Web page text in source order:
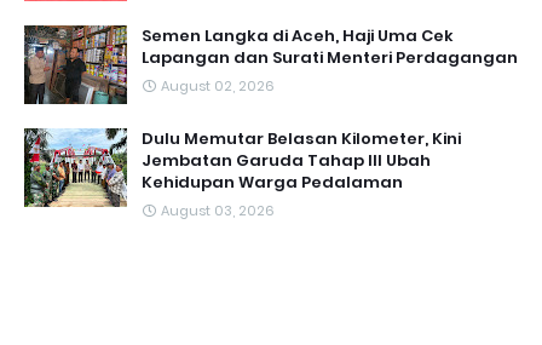
Semen Langka di Aceh, Haji Uma Cek
Lapangan dan Surati Menteri Perdagangan
August 02, 2026
Dulu Memutar Belasan Kilometer, Kini
Jembatan Garuda Tahap III Ubah
Kehidupan Warga Pedalaman ‎
August 03, 2026